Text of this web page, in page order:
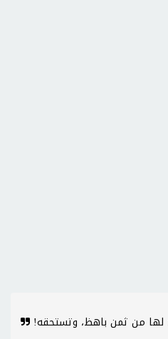
لها من ثمن باهظ، وتستحقه!